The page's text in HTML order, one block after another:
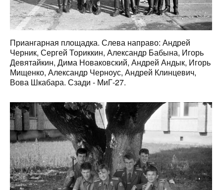
Приангарная площадка. Слева направо: Андрей
Черник, Сергей Ториккин, Александр Бабына, Игорь
Девятайкин, Дима Новаковский, Андрей Андык, Игорь
Мищенко, Александр Черноус, Андрей Клинцевич,
Вова Шкабара. Сзади - МиГ-27.